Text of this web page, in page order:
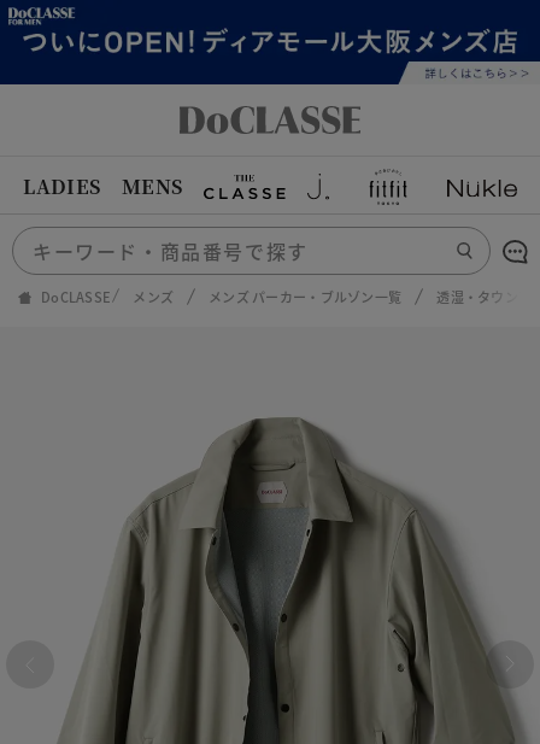
LADIES MENS
DoCLASSE メンズ メンズ パーカー・ブルゾン一覧 透湿・タウンア